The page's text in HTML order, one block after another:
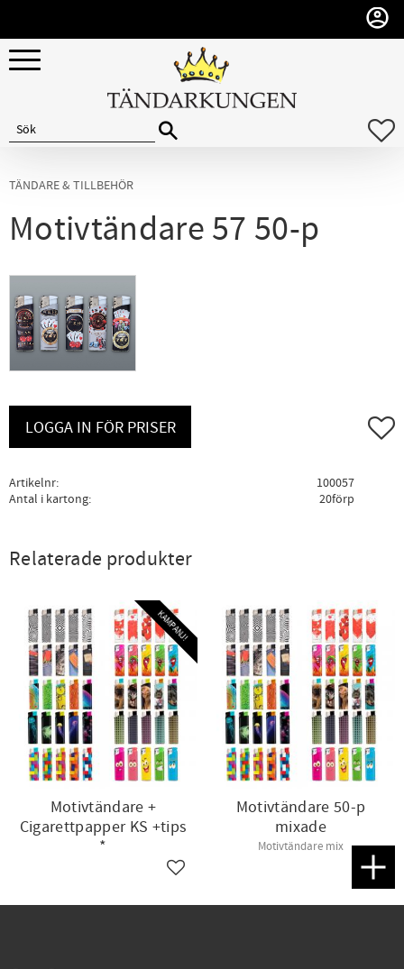
Meny
TÄNDARE & TILLBEHÖR
Motivtändare 57 50-p
LOGGA IN FÖR PRISER Lägg
Artikelnr
100057
Antal i kartong
20förp
Relaterade produkter
Motivtändare +
Cigarettpapper KS +tips
*
KAMPANJ!
Lägg till i favoriter
Motivtändare 50-p
mixade
Motivtändare mix